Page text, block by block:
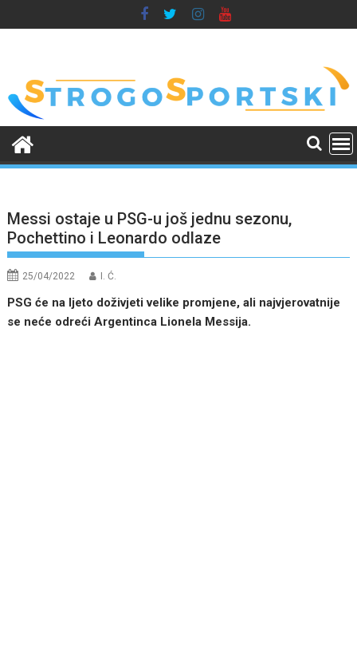
to
Messi ostaje u PSG-u još jednu sezonu,
Pochettino i Leonardo odlaze
25/04/2022 I. Ć.
PSG će na ljeto doživjeti velike promjene, ali najvjerovatnije
se neće odreći Argentinca Lionela Messija.